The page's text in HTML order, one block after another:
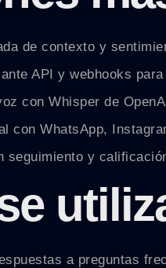
de contexto y
API y webhooks
con Whisper de
con WhatsApp,
seguimiento y
a preguntas